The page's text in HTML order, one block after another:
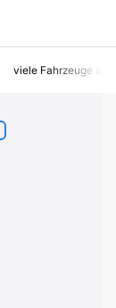
viele Fahrzeuge auf